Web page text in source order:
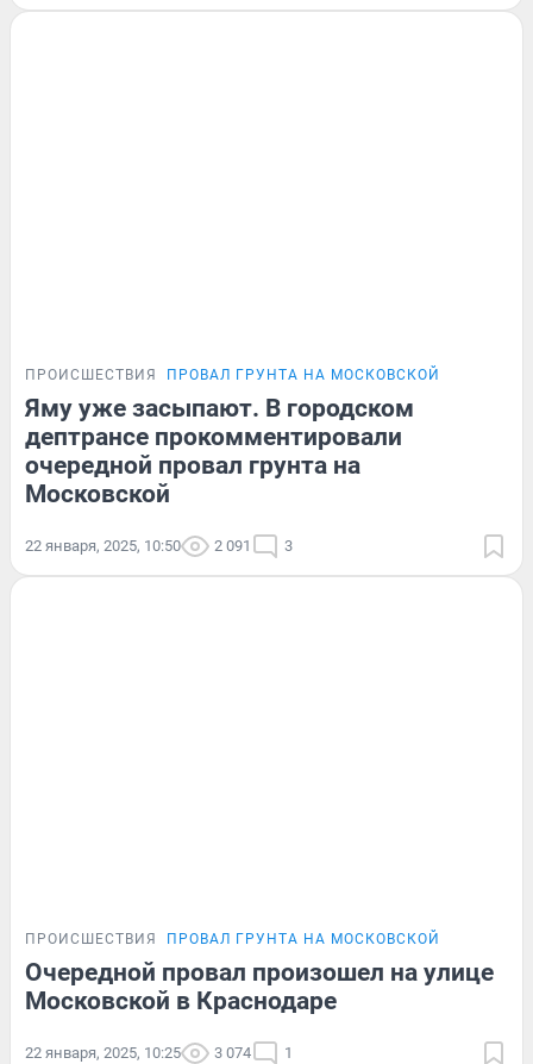
ПРОИСШЕСТВИЯ ПРОВАЛ ГРУНТА НА МОСКОВСКОЙ
Яму уже засыпают. В городском
дептрансе прокомментировали
очередной провал грунта на
Московской
22 января, 2025, 10:50 2 091 3
ПРОИСШЕСТВИЯ ПРОВАЛ ГРУНТА НА МОСКОВСКОЙ
Очередной провал произошел на улице
Московской в Краснодаре
22 января, 2025, 10:25 3 074 1